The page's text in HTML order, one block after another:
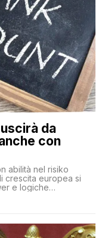
da
con
abilità nel risiko
crescita europea si
e logiche
Andrea Orcel,